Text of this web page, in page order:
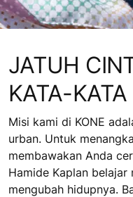
JATUH
KATA-KATA
Misi kami di KONE
urban. Untuk
membawakan Anda
Hamide Kaplan
mengubah hidupnya.